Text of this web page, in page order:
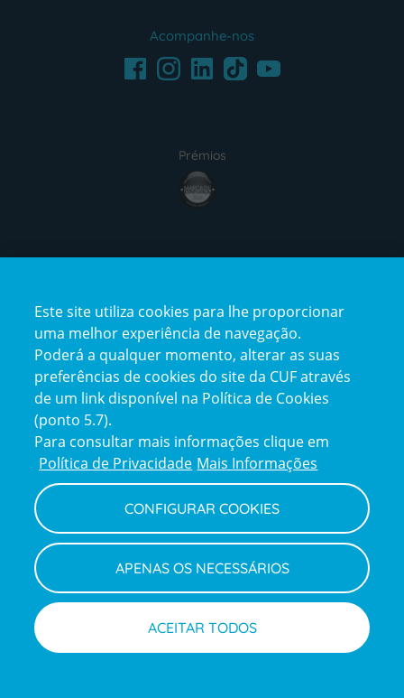
Acompanhe-nos
FacebookInstagramLinkedInTikTokYoutube
Prémios
award4
certification2certification3
Reclamações
e
elogios
Policy
Política de Privacidade e Cookies
Termos e Condições
Declaração de Acessibilidade
Canal de Denúncias
Informações legais
Este site utiliza cookies para lhe proporcionar
uma melhor experiência de navegação.
Poderá a qualquer momento, alterar as suas
preferências de cookies do site da CUF através
de um link disponível na Política de Cookies
(ponto 5.7).
Para consultar mais informações clique em
Política de Privacidade Mais Informações
CONFIGURAR COOKIES
APENAS OS NECESSÁRIOS
ACEITAR TODOS